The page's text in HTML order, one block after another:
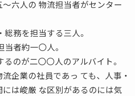
六人の 物流担当者がセンター
務を担当する三人。
者約一〇人。
のが二〇〇人のアルバイト。
企業の社員であっ ても、人事・
は峻厳 な区別があるのには気